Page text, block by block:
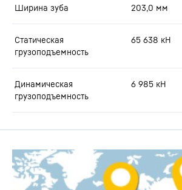
Ширина зуба 203,0 мм
Статическая
грузоподъемность
65 638 кН
Динамическая
грузоподъемность
6 985 кН